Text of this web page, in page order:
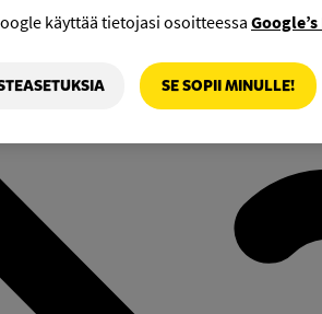
käyttää tietojasi osoitteessa
SE SOPII MINULLE!